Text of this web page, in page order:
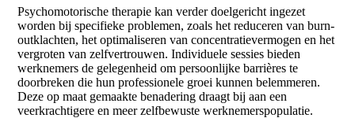
Psychomotorische therapie kan verder doelgericht ingezet
worden bij specifieke problemen, zoals het reduceren van burn-
outklachten, het optimaliseren van concentratievermogen en het
vergroten van zelfvertrouwen. Individuele sessies bieden
werknemers de gelegenheid om persoonlijke barrières te
doorbreken die hun professionele groei kunnen belemmeren.
Deze op maat gemaakte benadering draagt bij aan een
veerkrachtigere en meer zelfbewuste werknemerspopulatie.